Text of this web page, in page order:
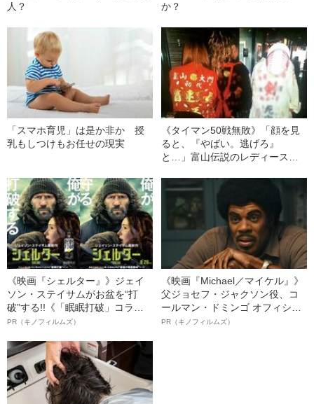
人？
か？
「スマホ育児」は是か非か 授
乳もしつけもお任せの現実
《タイマン50戦無敗》「顔を見
ると、『やばい。逃げろ』
と…」富山伝説のレディース初
ー制圧と朝までのバイク暴走
《映画『シェルター』》ジェイ
ソン・ステイサムがお盆を“打
破”する!!《「眠眠打破」コラ
ボ》
PR（キノフィルムズ）
《映画『Michael／マイケル』》
父ジョセフ・ジャクソン役、コ
ールマン・ドミンゴ オフィシャ
ルインタビュー“観客を魅了した
PR（キノフィルムズ）